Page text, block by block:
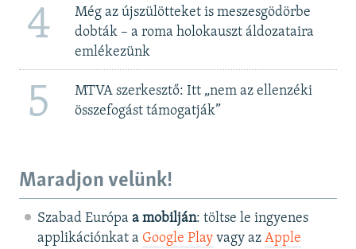
4
Még az újszülötteket is meszesgödörbe
dobták – a roma holokauszt áldozataira
emlékezünk
5
MTVA szerkesztő: Itt „nem az ellenzéki
összefogást támogatják”
Maradjon velünk!
Szabad Európa a mobilján: töltse le ingyenes
applikációnkat a Google Playvagy az Apple